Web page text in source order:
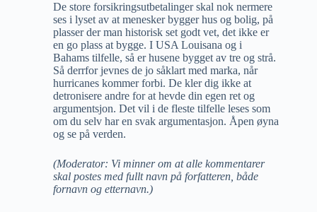
De store forsikringsutbetalinger skal nok nermere
ses i lyset av at menesker bygger hus og bolig, på
plasser der man historisk set godt vet, det ikke er
en go plass at bygge. I USA Louisana og i
Bahams tilfelle, så er husene bygget av tre og strå.
Så derrfor jevnes de jo såklart med marka, når
hurricanes kommer forbi. De kler dig ikke at
detronisere andre for at hevde din egen ret og
argumentsjon. Det vil i de fleste tilfelle leses som
om du selv har en svak argumentasjon. Åpen øyna
og se på verden.
(Moderator: Vi minner om at alle kommentarer
skal postes med fullt navn på forfatteren, både
fornavn og etternavn.)